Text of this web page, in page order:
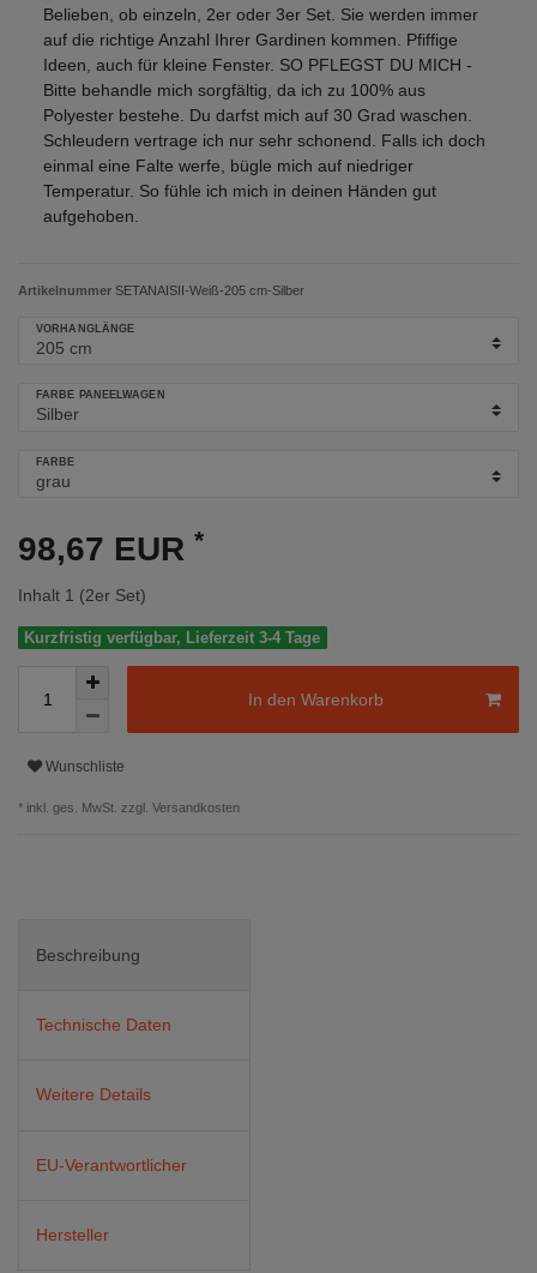
Belieben, ob einzeln, 2er oder 3er Set. Sie werden immer
auf die richtige Anzahl Ihrer Gardinen kommen. Pfiffige
Ideen, auch für kleine Fenster. SO PFLEGST DU MICH -
Bitte behandle mich sorgfältig, da ich zu 100% aus
Polyester bestehe. Du darfst mich auf 30 Grad waschen.
Schleudern vertrage ich nur sehr schonend. Falls ich doch
einmal eine Falte werfe, bügle mich auf niedriger
Temperatur. So fühle ich mich in deinen Händen gut
aufgehoben.
Artikelnummer SETANAISII-Weiß-205 cm-Silber
VORHANGLÄNGE
FARBE PANEELWAGEN
FARBE
98,67 EUR *
Inhalt 1 (2er Set)
Kurzfristig verfügbar, Lieferzeit 3-4 Tage
In den Warenkorb
Wunschliste
* inkl. ges. MwSt. zzgl. Versandkosten
Beschreibung
Technische Daten
Weitere Details
EU-Verantwortlicher
Hersteller